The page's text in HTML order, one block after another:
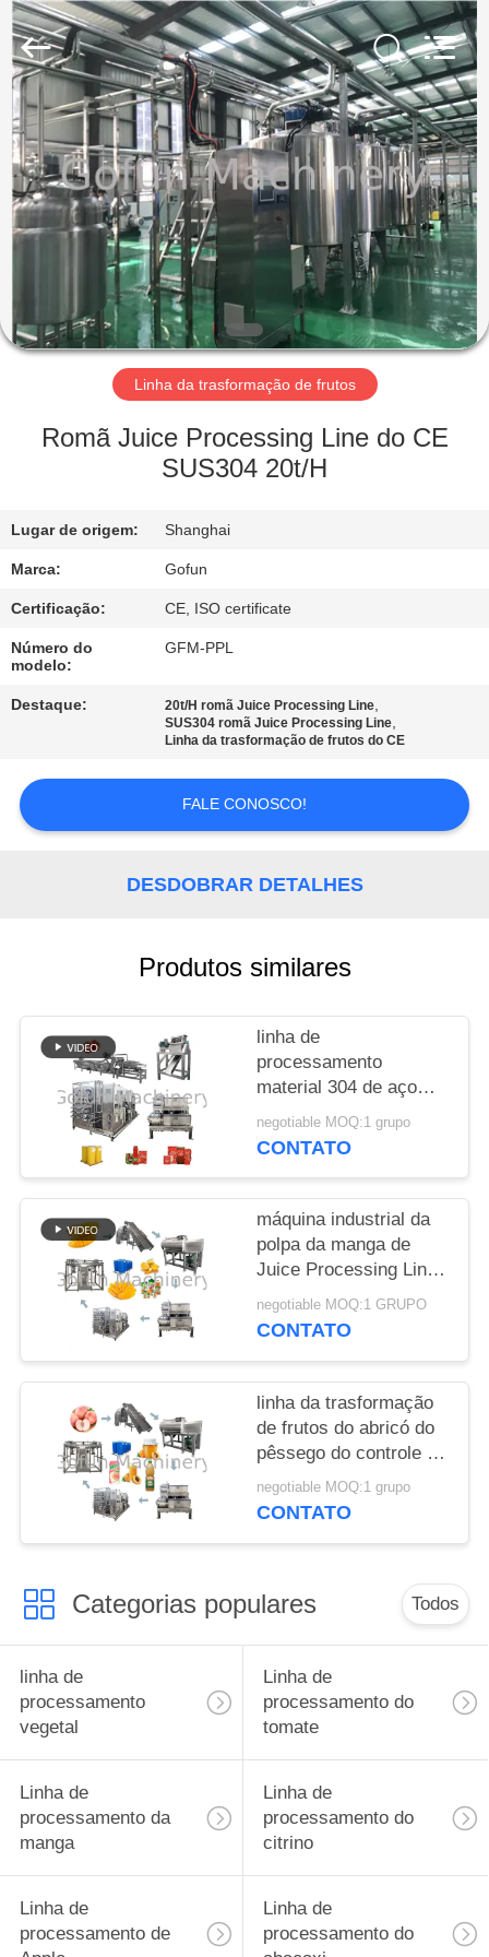
CASA
PRODUTOS
VÍDEOS
SHOW
DE
EXCURSÃO
DA
FÁBRICA
CONTROLE
QUALIDADE
CASOS
PEÇA
UMAS
CITAÇÕES
MAPA
SITE
POLÍTICA
PRIVACIDADE
Shanghai
Gofun
Machinery
Co.,
Ltd..
Rights
Reserved.
Linha da trasformação de frutos
Romã Juice Processing Line do CE
SUS304 20t/H
Lugar de origem: Shanghai
Marca: Gofun
Certificação: CE, ISO certificate
Número do
modelo:
GFM-PPL
Destaque: 20t/H romã Juice Processing Line,
SUS304 romã Juice Processing Line,
Linha da trasformação de frutos do CE
FALE CONOSCO!
DESDOBRAR DETALHES
Produtos similares
linha de
processamento
material 304 de aço
inoxidável do
concentrado do molho
negotiable MOQ:1 grupo
CONTATO
máquina industrial da
polpa da manga de
Juice Processing Line
da manga 440V
negotiable MOQ:1 GRUPO
CONTATO
linha da trasformação
de frutos do abricó do
pêssego do controle do
PLC 3tons/Day
negotiable MOQ:1 grupo
CONTATO
Categorias populares Todos
linha de
processamento
vegetal
Linha de
processamento do
tomate
Linha de
processamento da
manga
Linha de
processamento do
citrino
Linha de
processamento de
Linha de
processamento do